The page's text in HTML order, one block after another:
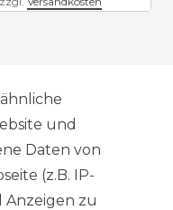
und
Daten von
(z.B. IP-
Anzeigen zu